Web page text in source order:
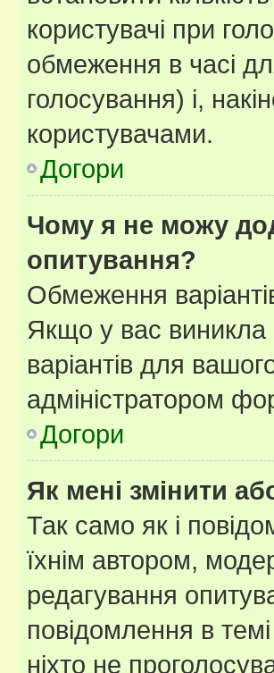
користувачі при
обмеження в часі
голосування) і,
користувачами.
Догори
Чому я не можу
опитування?
Обмеження
Якщо у вас виникла
варіантів для
адміністратором
Догори
Як мені змінити
Так само як і
їхнім автором,
редагування
повідомлення в
ніхто не